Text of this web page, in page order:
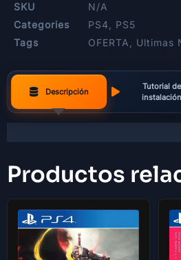
SKU
N/A
Categories
PS4
PS5
Tags
OFERTA Ultimas
Descripción
Tutorial de
instalación
Productos